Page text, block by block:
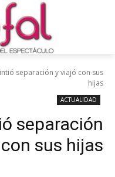
separación y viajó con sus
hijas
ACTUALIDAD
separación
sus hijas